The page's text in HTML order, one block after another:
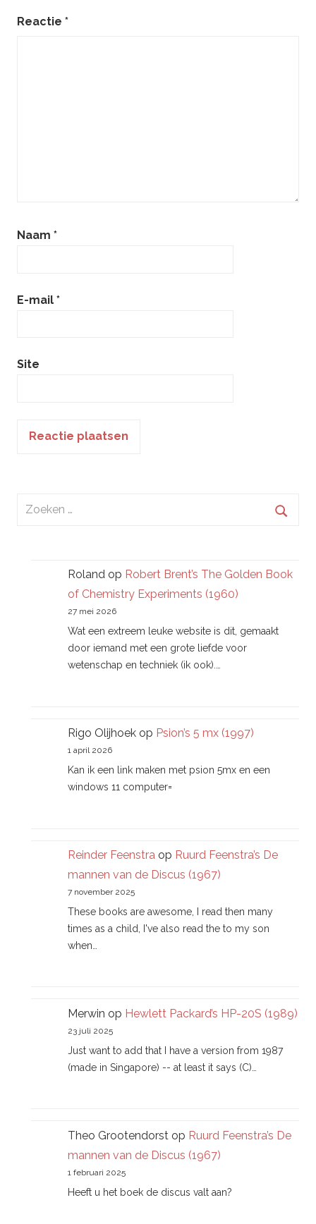
Reactie *
Naam *
E-mail *
Site
Zoeken
Roland op Robert Brent’s The Golden Book
of Chemistry Experiments (1960)
27 mei 2026
Wat een extreem leuke website is dit, gemaakt
door iemand met een grote liefde voor
wetenschap en techniek (ik ook).…
Rigo Olijhoek op Psion’s 5 mx (1997)
1 april 2026
Kan ik een link maken met psion 5mx en een
windows 11 computer=
Reinder Feenstra op Ruurd Feenstra’s De
mannen van de Discus (1967)
7 november 2025
These books are awesome, I read then many
times as a child, I've also read the to my son
when…
Merwin op Hewlett Packard’s HP-20S (1989)
23 juli 2025
Just want to add that I have a version from 1987
(made in Singapore) -- at least it says (C)…
Theo Grootendorst op Ruurd Feenstra’s De
mannen van de Discus (1967)
1 februari 2025
Heeft u het boek de discus valt aan?